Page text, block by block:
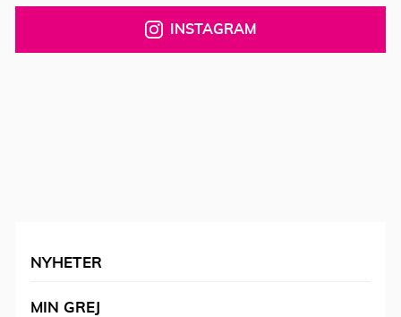
INSTAGRAM
NYHETER
MIN GREJ